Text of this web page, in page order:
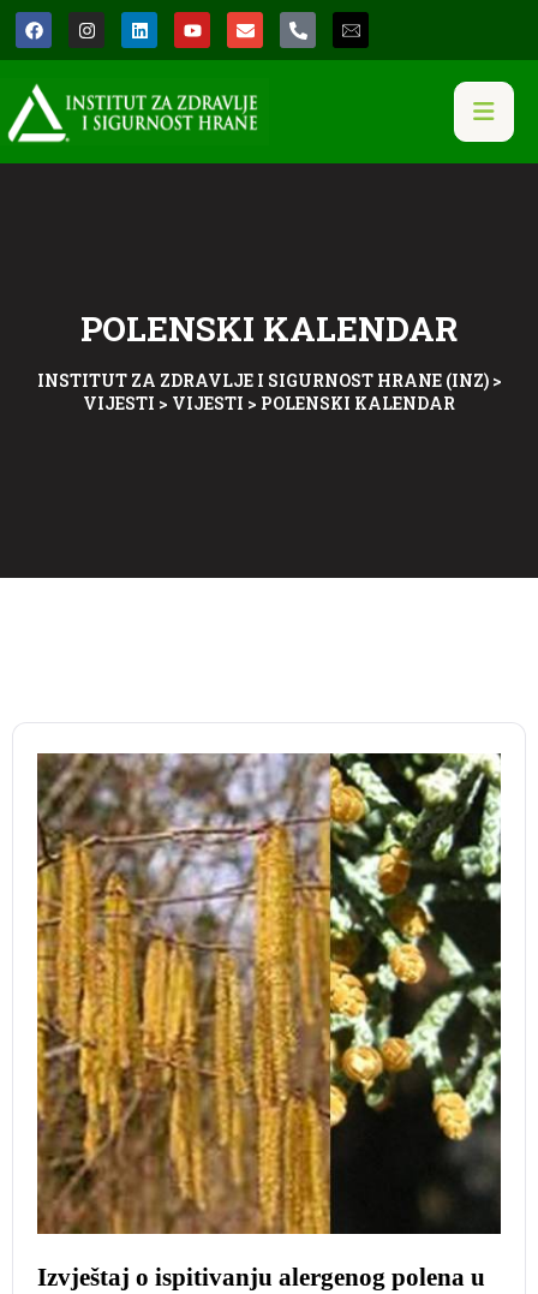
POLENSKI KALENDAR
INSTITUT ZA ZDRAVLJE I SIGURNOST HRANE (INZ)>
VIJESTI > VIJESTI > POLENSKI KALENDAR
Izvještaj o ispitivanju alergenog polena u